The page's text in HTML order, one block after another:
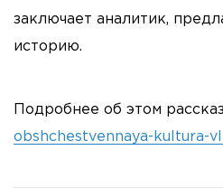
заключает аналитик,
историю.
Подробнее об этом
obshchestvennaya-kultura-